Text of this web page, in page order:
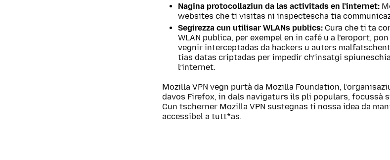
Nagina protocollaziun da las activitads en l’internet:
websites che ti visitas ni inspectescha tia
Segirezza cun utilisar WLANs publics: Cura che ti ta
WLAN publica, per exempel en in café u a l’eroport,
vegnir interceptadas da hackers u auters
tias datas criptadas per impedir ch’insatgi
l’internet.
Mozilla VPN vegn purtà da Mozilla Foundation,
davos Firefox, in dals navigaturs ils pli populars, focussà
Cun tscherner Mozilla VPN sustegnas ti nossa idea da
accessibel a tutt*as.